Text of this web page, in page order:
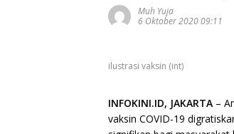
Muh Yuja
6 Oktober 2020 09:11
ilustrasi vaksin (int)
INFOKINI.ID, JAKARTA –
vaksin COVID-19